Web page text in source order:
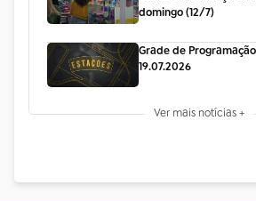
domingo (12/7)
Grade de
19.07.2026
Ver mais notícias +